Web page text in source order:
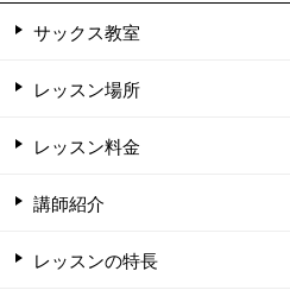
サックス教室
レッスン場所
レッスン料金
講師紹介
レッスンの特長